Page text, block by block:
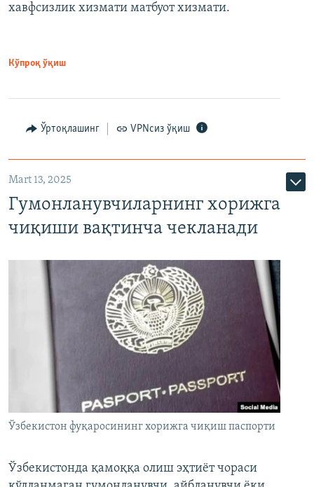
хавфсизлик хизмати матбуот хизмати.
Кўпроқ ўқиш
Ўртоқлашинг VPNсиз ўқиш
Mart 13, 2025
Гумонланувчиларнинг хорижга
чиқиши вақтинча чекланади
Ўзбекистон фуқаросининг хорижга чиқиш паспорти
Ўзбекистонда қамоққа олиш эҳтиёт чораси